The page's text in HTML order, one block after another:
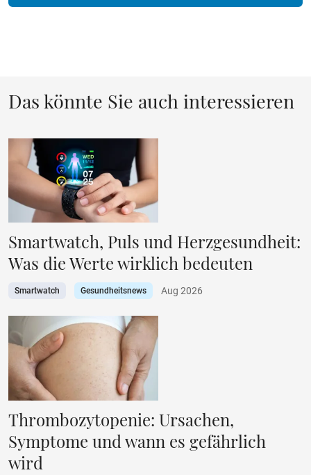
Das könnte Sie auch interessieren
Smartwatch, Puls und Herzgesundheit:
Was die Werte wirklich bedeuten
Smartwatch Gesundheitsnews Aug 2026
Thrombozytopenie: Ursachen,
Symptome und wann es gefährlich
wird